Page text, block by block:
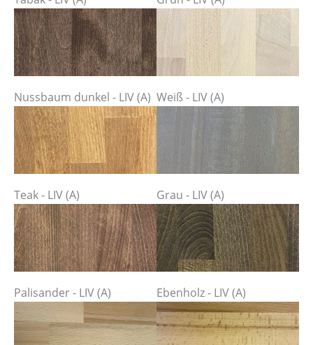
Nussbaum dunkel - LIV (A) Weiß - LIV (A)
Teak - LIV (A) Grau - LIV (A)
Palisander - LIV (A) Ebenholz - LIV (A)